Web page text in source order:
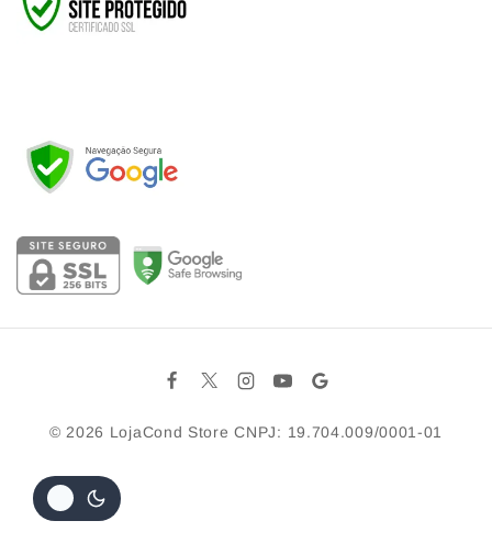
© 2026 LojaCond Store CNPJ: 19.704.009/0001-01